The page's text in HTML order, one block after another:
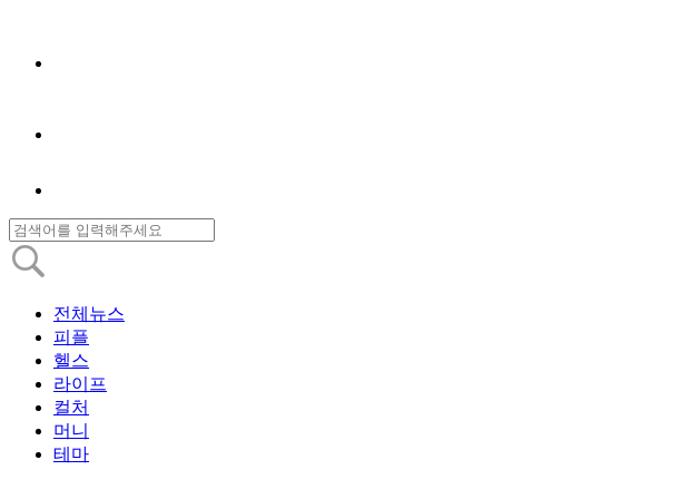
전체뉴스
피플
헬스
라이프
컬처
머니
테마